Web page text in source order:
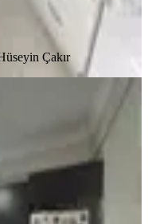
Çakır
Daıre
11.07.2026